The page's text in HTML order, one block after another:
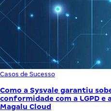
Casos de Sucesso
Como a Sysvale garantiu
conformidade com a LGPD
Magalu Cloud